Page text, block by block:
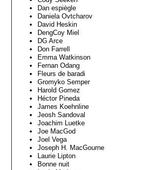
Dan espiègle
Daniela Ovtcharov
David Heskin
DengCoy Miel
DG Arce
Don Farrell
Emma Watkinson
Fernan Odang
Fleurs de baradi
Gromyko Semper
Harold Gomez
Héctor Pineda
James Koehnline
Jeosh Sandoval
Joachim Luetke
Joe MacGod
Joel Vega
Joseph H. MacGourne
Laurie Lipton
Bonne nuit